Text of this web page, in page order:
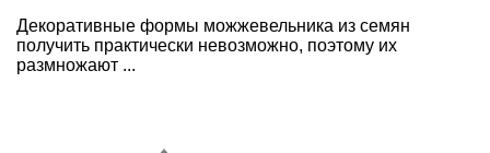
Декоративные формы можжевельника из семян
получить практически невозможно, поэтому их
размножают ...